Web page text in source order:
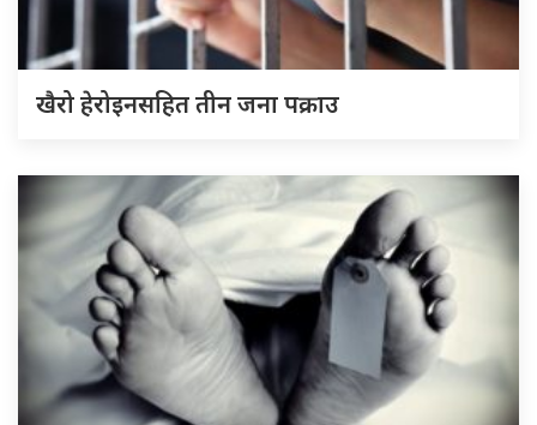
खैरो हेरोइनसहित तीन जना पक्राउ